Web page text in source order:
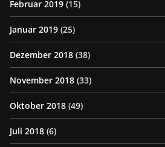
Februar 2019 (15)
Januar 2019 (25)
Dezember 2018 (38)
November 2018 (33)
Oktober 2018 (49)
Juli 2018 (6)